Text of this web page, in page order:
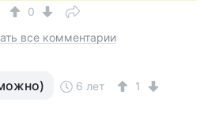
0
все комментарии
6 лет 1